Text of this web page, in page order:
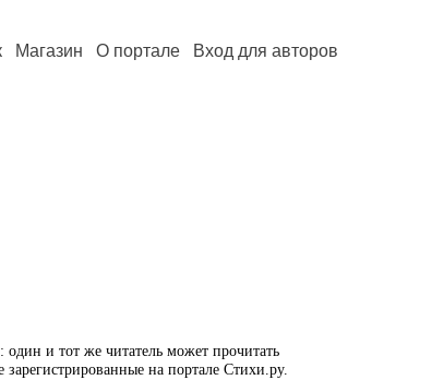
Магазин О портале Вход для авторов
один и тот же читатель может прочитать
на портале Стихи.ру.